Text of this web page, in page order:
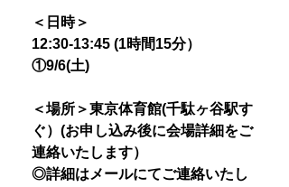
＜日時＞
12:30-13:45 (1時間15分）
①9/6(土)
＜場所＞東京体育館(千駄ヶ谷駅す
ぐ）(お申し込み後に会場詳細をご
連絡いたします）
◎詳細はメールにてご連絡いたし